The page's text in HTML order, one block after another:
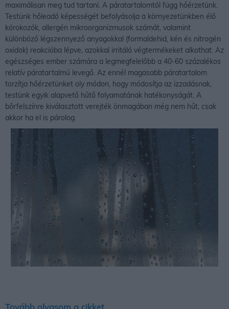
maximálisan meg tud tartani. A páratartalomtól függ hőérzetünk.
Testünk hőleadó képességét befolyásolja a környezetünkben élő
kórokozók, allergén mikroorganizmusok számát, valamint
különböző légszennyező anyagokkal (formaldehid, kén és nitrogén
oxidok) reakcióba lépve, azokkal irritáló végtermékeket alkothat. Az
egészséges ember számára a legmegfelelőbb a 40-60 százalékos
relatív páratartalmú levegő. Az ennél magasabb páratartalom
torzítja hőérzetünket oly módon, hogy módosítja az izzadásnak,
testünk egyik alapvető hűtő folyamatának hatékonyságát. A
bőrfelszínre kiválasztott verejték önmagában még nem hűt, csak
akkor ha el is párolog.
Tovább olvasom a cikket.